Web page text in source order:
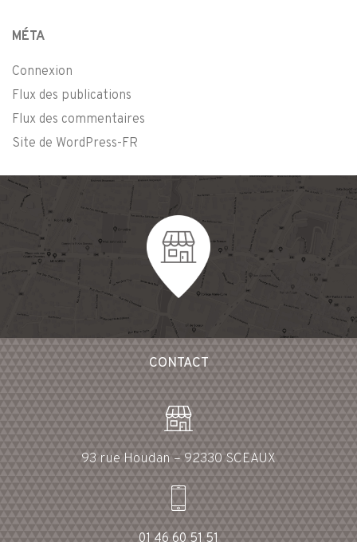
MÉTA
Connexion
Flux des publications
Flux des commentaires
Site de WordPress-FR
CONTACT
93 rue Houdan – 92330 SCEAUX